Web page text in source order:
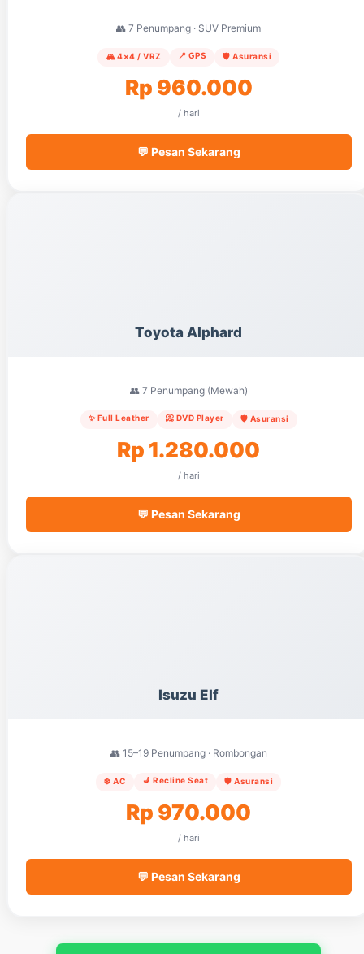
👥 7 Penumpang · SUV Premium
🏔️ 4×4 / VRZ 📍 GPS 🛡️ Asuransi
Rp 960.000
/ hari
💬 Pesan Sekarang
Toyota Alphard
👥 7 Penumpang (Mewah)
✨ Full Leather 📀 DVD Player 🛡️ Asuransi
Rp 1.280.000
/ hari
💬 Pesan Sekarang
Isuzu Elf
👥 15–19 Penumpang · Rombongan
❄️ AC 💺 Recline Seat 🛡️ Asuransi
Rp 970.000
/ hari
💬 Pesan Sekarang